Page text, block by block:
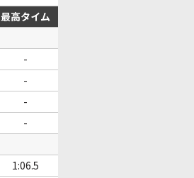
最高タイム
-
-
-
-
1:06.5